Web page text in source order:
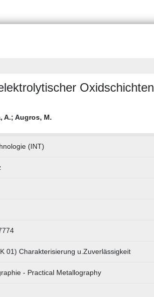
Oxidschichten
A.; Augros, M.
(INT)
01) Charakterisierung u.Zuverlässigkeit
- Practical Metallography